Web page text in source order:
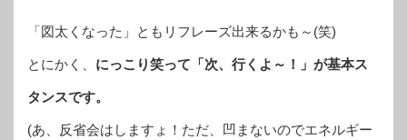
「図太くなった」ともリフレーズ出来るかも～(笑)
とにかく、 にっこり笑って「次、行くよ～！」が基本ス
タンスです。
(あ、反省会はしますょ！ただ、凹まないのでエネルギー